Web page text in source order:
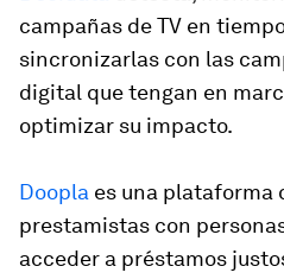
campañas de TV en
sincronizarlas con las
digital que tengan en
optimizar su impacto.
Doopla es una plataforma
prestamistas con
acceder a préstamos